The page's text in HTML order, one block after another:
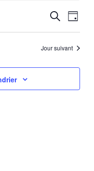
et
de
vues
Recherche
de
Jour
Jour suivant